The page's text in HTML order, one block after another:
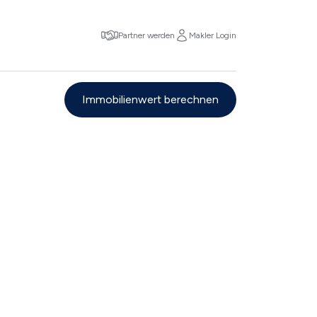
Partner werden Makler Login
Immobilienwert berechnen